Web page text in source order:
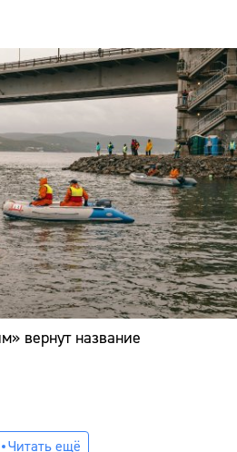
вернут название
Читать ещё